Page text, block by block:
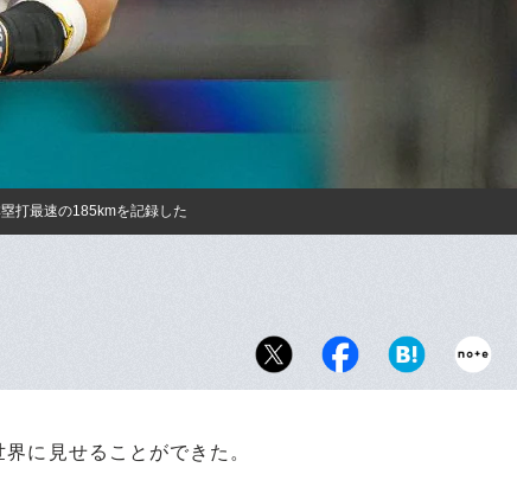
打最速の185kmを記録した
に見せることができた。